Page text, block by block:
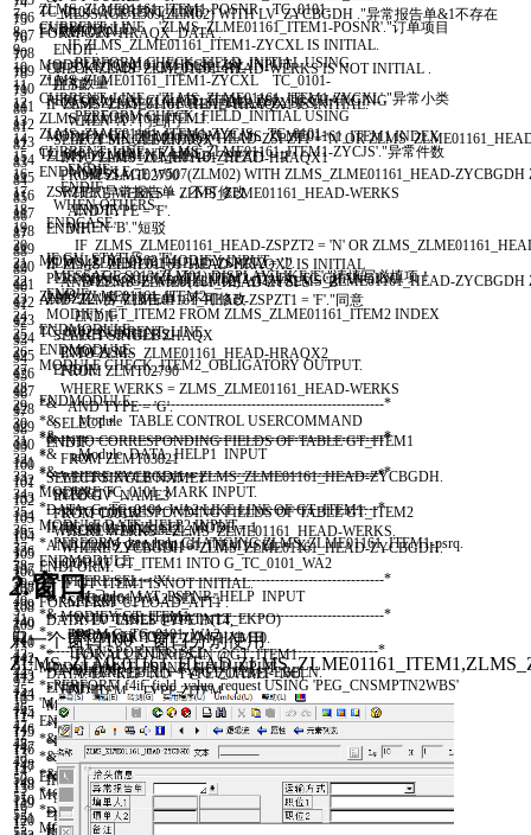
106
107
108
109
110
111
112
113
114
115
116
117
118
119
120
121
122
123
124
125
126
127
128
129
130
131
132
133
134
135
136
137
138
139
140
141
142
143
144
145
146
147
148
149
150
151
ZLMS_ZLME01161_ITEM1-POSNR TC_0101-
CURRENT_LINE 'ZLMS_ZLME01161_ITEM1-POSNR'."订单项目
IF ZLMS ZLME01161 ITEM1-ZYCXL IS INITIAL.
PERFORM CHECK_FIELD_INITIAL USING
ZLMS_ZLME01161 ITEM1-ZYCXL TC 0101-
CURRENT_LINE 'ZLMS_ZLME01161_ITEM1-ZYCXL'."异常小类
PERFORM CHECK_FIELD INITIAL USING
ZLMS_ZLME01161_ITEM1-ZYCJS TC_0101-
CURRENT_LINE 'ZLMS_ZLME01161_ITEM1-ZYCJS'."异常件数
ENDIF.
ENDIF.
WHEN OTHERS.
ENDCASE.
IF GV_STATUS = 'E'.
MESSAGE S013(ZLM01) DISPLAY LIKE 'E'."请填写必填项！
ENDIF.
ENDMODULE.
MODULE CHECK_ITEM2 OBLIGATORY OUTPUT.
ENDMODULE.
*&---------------------------------------------------------------------*
*& Module DATA_HELP1 INPUT
*&---------------------------------------------------------------------*
* text
*----------------------------------------------------------------------*
MODULE DATE_HELP2 INPUT.
* PERFORM date_help CHANGING ZLMS_ZLME01161_ITEM1-psrq.
ENDMODULE.
*&---------------------------------------------------------------------*
*& Module MAT_PSPNR_HELP INPUT
*&---------------------------------------------------------------------*
* text
*----------------------------------------------------------------------*
MODULE MAT_PSPNR_HELP INPUT.
* PERFORM f4if_field_value_request USING 'PEG_CNSMPTN2WBS'
'MAT_PSPNR' 'ZLMS_ZLME01161_HEAD-MAT_PSPNR'.
ENDMODULE.
*&---------------------------------------------------------------------*
*& Module DEPRT_HELP INPUT
*&---------------------------------------------------------------------*
* text
*----------------------------------------------------------------------*
MODULE DEPRT _HELP INPUT.
75
76
77
78
79
80
81
82
83
84
85
86
87
88
89
90
91
92
93
94
95
96
97
98
99
100
101
102
103
104
105
106
107
108
109
110
111
112
113
114
115
116
117
118
119
120
TC_0101-CURRENT_LINE.
ENDMODULE.
MODULE TC_0101_CHECK_ZSL INPUT.
"异常数量
PERFORM CALCULATE_ITEM1_ZSL_TC CHANGING
ZLMS_ZLME01161_ITEM1.
MODIFY GT_ITEM1 FROM ZLMS_ZLME01161_ITEM1 INDEX
TC_0101-CURRENT_LINE.
ENDMODULE.
MODULE TC_0102_MODIFY INPUT.
PERFORM CALCULATE_ITEM2_DATA_TC CHANGING
ZLMS_ZLME01161_ITEM2.
MODIFY GT_ ITEM2 FROM ZLMS ZLME01161 ITEM2 INDEX
TC_0102-CURRENT_LINE.
ENDMODULE.
*&---------------------------------------------------------------------*
*& Module TABLE CONTROL USERCOMMAND
*&---------------------------------------------------------------------*
* text
*----------------------------------------------------------------------*
MODULE TC_0101_MARK INPUT.
DATA: G_TC_0101_WA2 LIKE LINE OF GT_ITEM1.
IF TC_0101-LINE_SEL_MODE = 1
AND ZLMS_ZLME01161_ITEM1-SEL = 'X'.
LOOP AT GT_ ITEM1 INTO G TC 0101 WA2
WHERE SEL = 'X'.
G_TC_0101_WA2-SEL = ''.
MODIFY GT_ITEM1
FROM G_TC_0101_WA2
TRANSPORTING SEL.
ENDLOOP.
ENDIF.
MODIFY GT_ITEM1
FROM ZLMS_ZLME01161_ITEM1
INDEX TC_0101-CURRENT_LINE
TRANSPORTING SEL.
ENDMODULE.
MODULE TC_0102_MARK INPUT.
DATA : G_TC_ 0102_WA2 LIKE LINE OF GT_ ITEM2.
IF TC 0102 _SEL_MODE = 1
7
8
9
10
11
12
13
14
15
16
17
18
19
20
21
22
23
24
25
26
27
28
29
30
31
32
33
34
35
36
37
38
39
40
41
42
43
44
45
46
47
48
49
50
51
52
MESSAGE E509(ZLM02) WITH LV_ZYCBGDH "异常报告单&1不存在
RETURN.
ENDIF.
IF SY-TCODE = GV_DISPLAY.
ELSE.
CASE ZLMS_ZLME01161_HEAD-ZYSFS.
WHEN 'A'."门到门
IF ZLMS_ZLME01161_HEAD-ZSPZT1 = 'N' OR ZLMS_ZLME01161
ZLMS_ZLME01161_HEAD-ZSPZT1 = 'J' .
MESSAGE W507(ZLM02) WITH ZLMS ZLME01161 HEAD-ZYCBGDH
ZSPZT1."异常报告单，不可修改
ENDIF.
WHEN 'B' "短驳
IF ZLMS ZLME01161 HEAD-ZSPZT2 = 'N' OR ZLMS ZLME01161
ZLMS_ZLME01161_HEAD-ZSPZT2 = 'J'.
MESSAGE W508(ZLM02) WITH ZLMS_ZLME01161_HEAD-ZYCBGDH
ZSPZT2."异常报告单，不可修改
ENDIF.
WHEN OTHERS.
ENDCASE.
ENDIF.
SELECT *
INTO CORRESPONDING FIELDS OF TABLE GT_ITEM1
FROM ZLMT03821
WHERE ZYCBGDH = ZLMS_ZLME01161_HEAD-ZYCBGDH
SELECT *
INTO CORRESPONDING FIELDS OF TABLE GT_ITEM2
FROM ZLMT03822
WHERE ZYCBGDH = ZLMS_ZLME01161_HEAD-ZYCBGDH.
* IF GT_ITEM1 IS NOT INITIAL.
* SELECT *
* INTO TABLE @DATA(LT_EKPO)
* FROM EKPO
* FOR ALL ENTRIES IN @GT_ITEM1
* WHERE EBELN = @GT_ITEM1-EBELN.
* ENDIF.
*
* IF LT_EKPO IS NOT INITIAL.
* SELECT *
* INTO TABLE @DATA(LT_MAKT)
* FROM MAKT
* FOR ALL ENTRIES IN @LT_EKPO
* WHERE ( MATNR = @LT_EKPO-MATNR
1
2
3
4
5
6
7
8
9
10
11
12
13
14
15
16
17
FORM GET_HRAQX_DATA .
CHECK ZLMS_ZLME01161_HEAD-WERKS IS NOT INITIAL .
IF ZLMS_ZLME01161_HEAD-HRAQX1 IS INITIAL.
SELECT SINGLE ZHAQX
INTO ZLMS_ZLME01161_HEAD-HRAQX1
FROM ZLMT02790
WHERE WERKS = ZLMS_ZLME01161 HEAD-WERKS
AND TYPE = 'F'.
ENDIF.
IF ZLMS_ZLME01161_HEAD-HRAQX2 IS INITIAL
AND ZLMS_ZLME01161_HEAD-ZYSFS = 'B'
AND ZLMS_ZLME01161_HEAD-ZSPZT1 = 'F'."同意
SELECT SINGLE ZHAQX
INTO ZLMS ZLME01161 HEAD-HRAQX2
FROM ZLMT02790
WHERE WERKS = ZLMS ZLME01161 HEAD-WERKS
AND TYPE = 'G'.
ENDIF.
SELECT SINGLE NAME1
INTO GV_NAME3
FROM T001W
WHERE WERKS = ZLMS_ZLME01161 HEAD-WERKS.
ENDFORM.
FORM FRM_UPLOAD_ATT1 .
DATA: LV_LINES TYPE INT4,
LV_ZHXM TYPE ZLM_HXM10.
DATA: LV_REF_NO TYPE ZOAREF_NO,
LV_ITEM TYPE ZITEM,
LV_ERROR TYPE CHAR01,
LV_BUSTYPE TYPE ZDEBUSTYPE,
LV_OPERATE TYPE CHAR01.
IF ZLMS_ZLME01161_HEAD-ZYCBGDH IS INITIAL .
MESSAGE '请先保存单据,再上传附件' TYPE 'E'.
EXIT
.
2.窗口
只一个窗口100，窗口分别使用